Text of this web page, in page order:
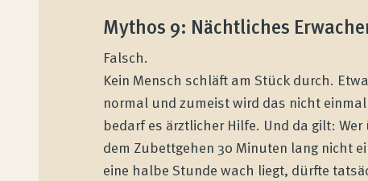
Mythos 9: Nächtliches
Falsch.
Kein Mensch schläft am Stück durch.
normal und zumeist wird das nicht
bedarf es ärztlicher Hilfe. Und da gilt:
dem Zubettgehen 30 Minuten lang nicht
eine halbe Stunde wach liegt, dürfte